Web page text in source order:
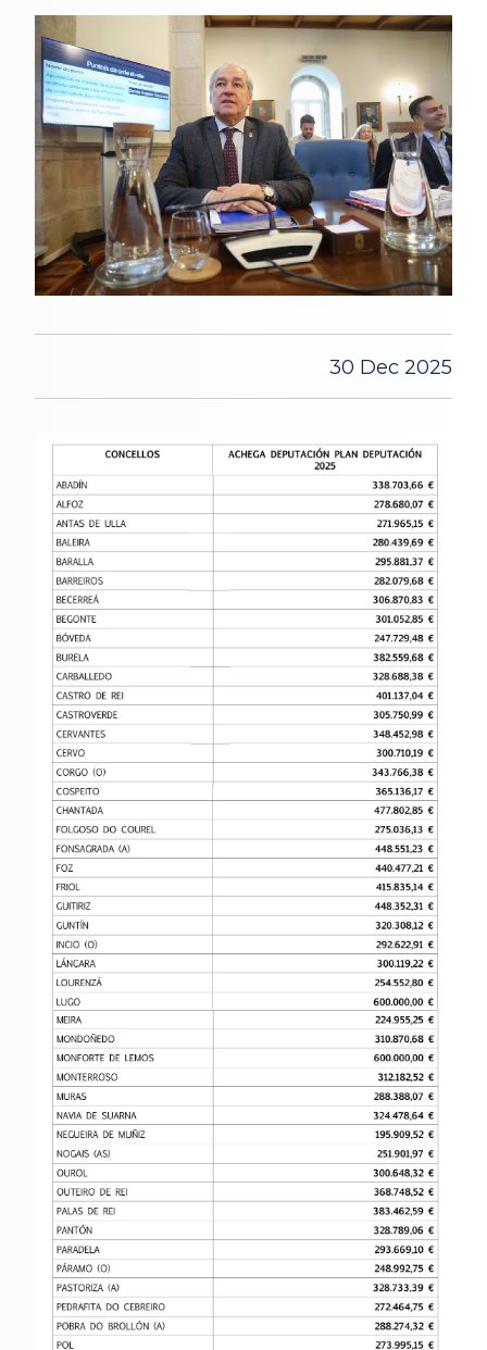
30 Dec 2025